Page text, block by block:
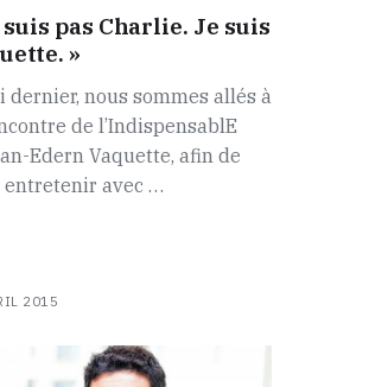
suis pas Charlie. Je suis
»
dernier, nous sommes allés à
de l’IndispensablE
Edern Vaquette, afin de
entretenir avec …
2015